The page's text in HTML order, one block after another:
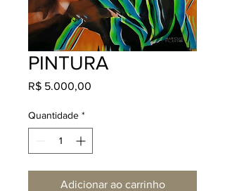
PINTURA
R$ 5.000,00
Quantidade *
Adicionar ao carrinho